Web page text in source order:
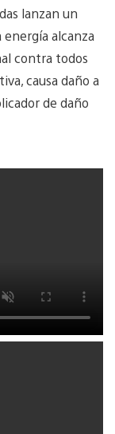
lanzan un
energía alcanza
contra todos
causa daño a
de daño